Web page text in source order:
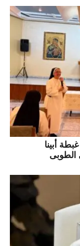
أبينا
الطوبى